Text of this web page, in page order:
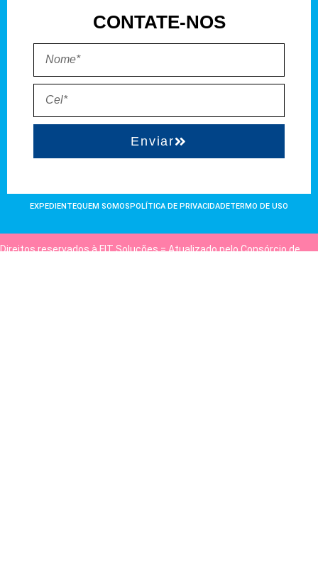
CONTATE-NOS
Enviar
EXPEDIENTEQUEM SOMOSPOLÍTICA DE PRIVACIDADETERMO DE USO
Direitos reservados à FIT Soluções = Atualizado pelo Consórcio de